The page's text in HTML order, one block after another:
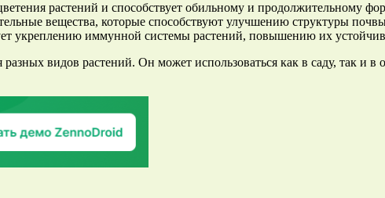
растений и способствует обильному и продолжительному
вещества, которые способствуют улучшению структуры
укреплению иммунной системы растений, повышению их
видов растений. Он может использоваться как в саду, так и в